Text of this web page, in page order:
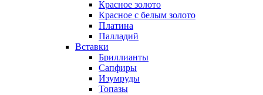
Красное золото
Красное с белым золото
Платина
Палладий
Вставки
Бриллианты
Сапфиры
Изумруды
Топазы